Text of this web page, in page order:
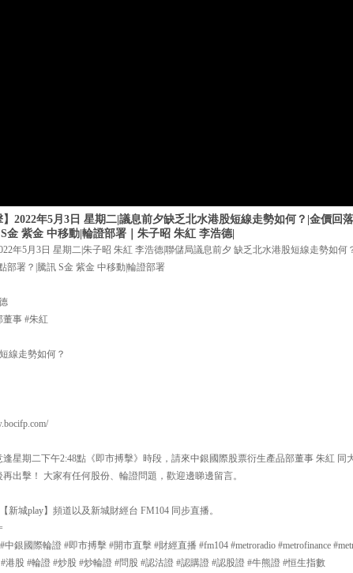
】2022年5月3日 星期二|議息前夕缺乏北水港股短線走勢如何？|金價回
金 紫金 中移動|輪證部署｜朱子昭 朱紅 李浩德|
年5月3日 星期二|朱子昭 朱紅 李浩德|聯儲局議息前夕 缺乏北水港股短線走勢如何
部署？|騰訊 S金 紫金 中移動|輪證部署
事 #朱紅
線走勢如何？
星期二下午2:48點《即市搏擊》時段，請來中銀國際股票衍生產品部董事 朱紅 同
出擊！ 大家有任何股份、輪證問題，歡迎邊睇邊留言。
新城play】頻道以及新城財經台 FM104 同步直播。
銀國際輪證 #即市搏擊 #開市直擊 #財經直播 #fm104 #metroradio #metrofinance
#港股 #輪證 #炒股 #炒輪證 #問股 #認沽證 #認購證 #認股證 #牛熊證 #恒生指數